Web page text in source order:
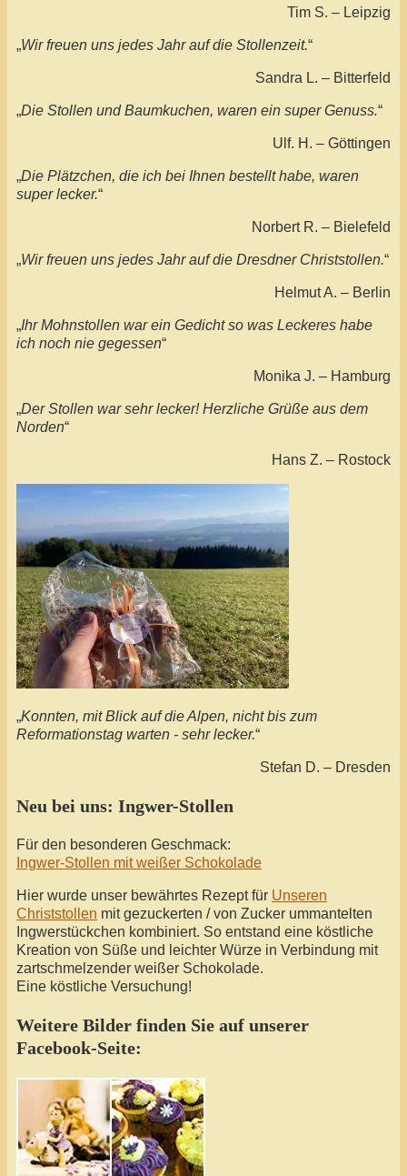
Tim S. – Leipzig
„Wir freuen uns jedes Jahr auf die Stollenzeit.“
Sandra L. – Bitterfeld
„Die Stollen und Baumkuchen, waren ein super Genuss.“
Ulf. H. – Göttingen
„Die Plätzchen, die ich bei Ihnen bestellt habe, waren
super lecker.“
Norbert R. – Bielefeld
„Wir freuen uns jedes Jahr auf die Dresdner Christstollen.“
Helmut A. – Berlin
„Ihr Mohnstollen war ein Gedicht so was Leckeres habe
ich noch nie gegessen“
Monika J. – Hamburg
„Der Stollen war sehr lecker! Herzliche Grüße aus dem
Norden“
Hans Z. – Rostock
„Konnten, mit Blick auf die Alpen, nicht bis zum
Reformationstag warten - sehr lecker.“
Stefan D. – Dresden
Neu bei uns: Ingwer-Stollen
Für den besonderen Geschmack:
Ingwer-Stollen mit weißer Schokolade
Hier wurde unser bewährtes Rezept für Unseren
Christstollen mit gezuckerten / von Zucker ummantelten
Ingwerstückchen kombiniert. So entstand eine köstliche
Kreation von Süße und leichter Würze in Verbindung mit
zartschmelzender weißer Schokolade.
Eine köstliche Versuchung!
Weitere Bilder finden Sie auf unserer
Facebook-Seite: